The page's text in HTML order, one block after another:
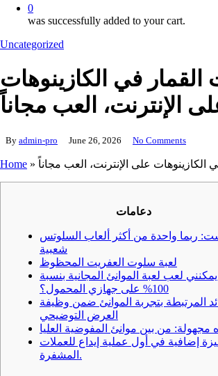
0
was successfully added to your cart.
Uncategorized
القمار في الكازينوهات
الإنترنت، العب مجاناً
By admin-pro June 26, 2026 No Comments
Home » الكازينوهات على الإنترنت، العب مجاناً
دعامات
ربما واحدة من أكثر ألعاب السلوتس
شعبية
لعبة سلوت العفريت المحظوظ
لعب لعبة الموانئ المجانية بنسبة
100% على جهازي المحمول؟
المرتبطة بتجربة الموانئ ضمن وظيفة
العرض التوضيحي
مجهولة: من بين موانئ المفوضية العليا
إضافية في أول عملية إيداع للعملات
المشفرة.